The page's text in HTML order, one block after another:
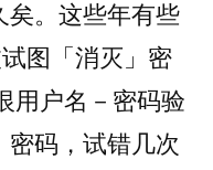
矣。这些年有些
图「消灭」密
用户名－密码验
码，试错几次